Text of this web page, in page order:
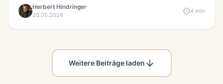
Herbert Hindringer
20.05.2026
4 min
Weitere Beiträge laden